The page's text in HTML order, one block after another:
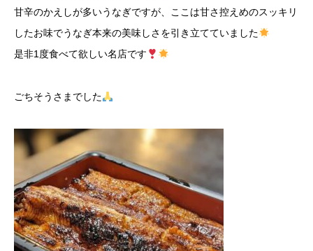
甘辛のかえしが多いうなぎですが、ここは甘さ控えめのスッキリ
したお味でうなぎ本来の美味しさを引き立てていました
是非1度食べて欲しい名店です
ごちそうさまでした